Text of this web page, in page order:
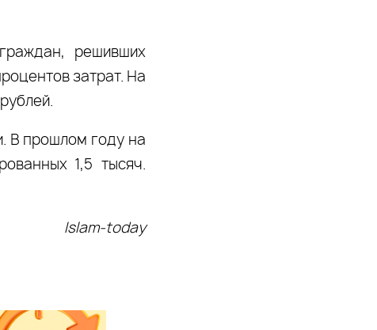
решивших
затрат. На
В прошлом году на
1,5 тысяч.
Islam-today